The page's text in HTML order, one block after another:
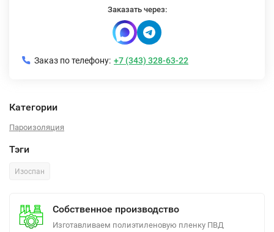
Заказать через:
Заказ по телефону: +7 (343) 328-63-22
Категории
Пароизоляция
Тэги
Изоспан
Собственное производство
Изготавливаем полиэтиленовую пленку ПВД